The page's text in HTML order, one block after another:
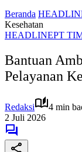
Beranda
Kesehatan
HEADLINEPT
Bantuan
Pelayanan
Redaksi
4 min
2 Juli 2026